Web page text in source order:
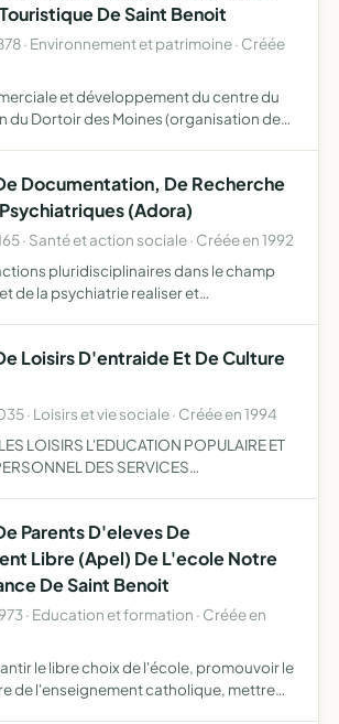
De Saint Benoit
· Environnement et patrimoine · Créée
et développement du centre du
du Dortoir des Moines (organisation de
Documentation, De Recherche
(Adora)
· Santé et action sociale · Créée en 1992
pluridisciplinaires dans le champ
de la psychiatrie realiser et
Loisirs D'entraide Et De Culture
· Loisirs et vie sociale · Créée en 1994
LOISIRS L'EDUCATION POPULAIRE ET
DES SERVICES
Parents D'eleves De
Libre (Apel) De L'ecole Notre
De Saint Benoit
· Education et formation · Créée en
le libre choix de l'école, promouvoir le
de l'enseignement catholique, mettre